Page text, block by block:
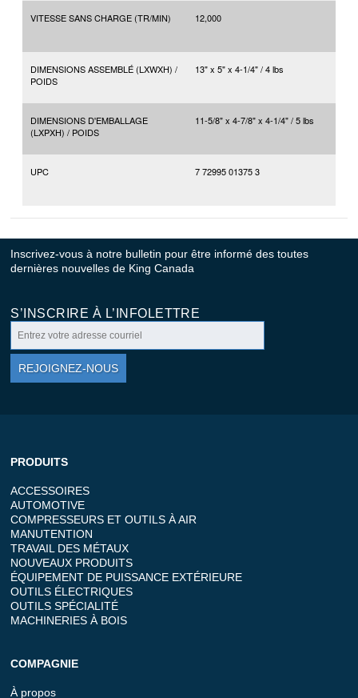
VITESSE SANS CHARGE (TR/MIN) 12,000
DIMENSIONS ASSEMBLÉ (LXWXH) /
POIDS
13" x 5" x 4-1/4" / 4 lbs
DIMENSIONS D'EMBALLAGE
(LXPXH) / POIDS
11-5/8" x 4-7/8" x 4-1/4" / 5 lbs
UPC 7 72995 01375 3
Inscrivez-vous à notre bulletin pour être informé des toutes
dernières nouvelles de King Canada
S’INSCRIRE À L’INFOLETTRE
REJOIGNEZ-NOUS
PRODUITS
ACCESSOIRES
AUTOMOTIVE
COMPRESSEURS ET OUTILS À AIR
MANUTENTION
TRAVAIL DES MÉTAUX
NOUVEAUX PRODUITS
ÉQUIPEMENT DE PUISSANCE EXTÉRIEURE
OUTILS ÉLECTRIQUES
OUTILS SPÉCIALITÉ
MACHINERIES À BOIS
COMPAGNIE
À propos